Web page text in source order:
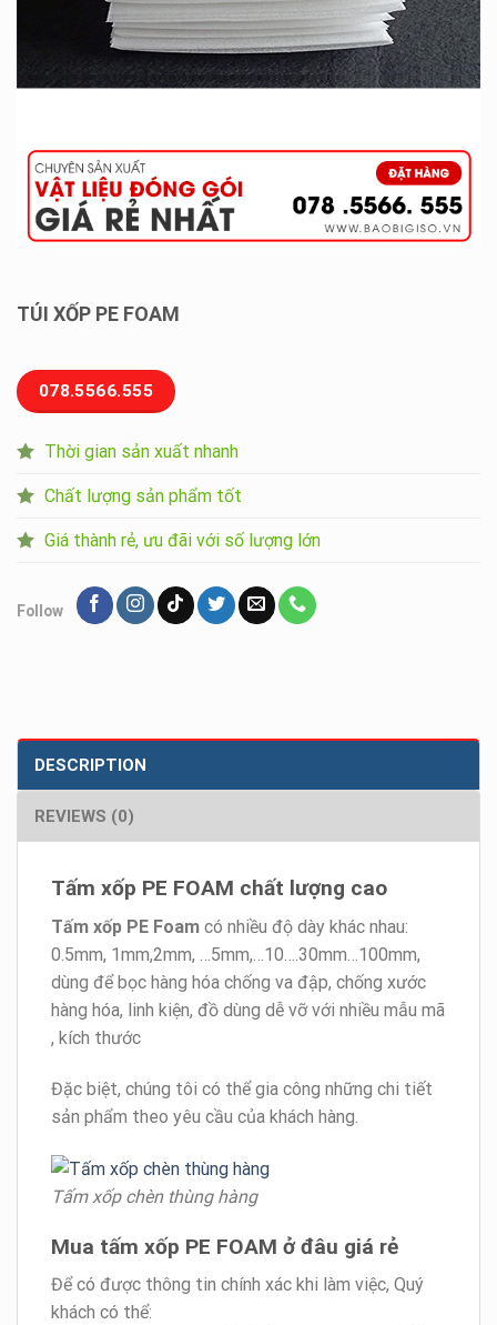
TÚI XỐP PE FOAM
078.5566.555
Thời gian sản xuất nhanh
Chất lượng sản phẩm tốt
Giá thành rẻ, ưu đãi với số lượng lớn
Follow
DESCRIPTION
REVIEWS (0)
Tấm xốp PE FOAM chất lượng cao
Tấm xốp PE Foam có nhiều độ dày khác nhau:
0.5mm, 1mm,2mm, …5mm,…10….30mm…100mm,
dùng để bọc hàng hóa chống va đập, chống xước
hàng hóa, linh kiện, đồ dùng dễ vỡ với nhiều mẫu mã
, kích thước
Đặc biệt, chúng tôi có thể gia công những chi tiết
sản phẩm theo yêu cầu của khách hàng.
Tấm xốp chèn thùng hàng
Mua tấm xốp PE FOAM ở đâu giá rẻ
Để có được thông tin chính xác khi làm việc, Quý
khách có thể: